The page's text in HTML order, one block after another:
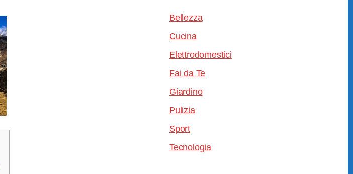
Bellezza
Cucina
Elettrodomestici
Fai da Te
Giardino
Pulizia
Sport
Tecnologia